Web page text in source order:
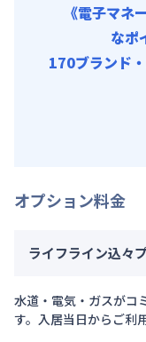
《電子マネ
なポ
170ブランド
オプション料金
ライフライン込々
水道・電気・ガスがコ
す。入居当日からご利